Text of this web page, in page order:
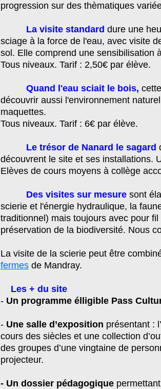
progression sur des thèmatiques
La visite standard dure une
sciage à la force de l'eau, avec visite
sol. Elle comprend une sensibilisation
Tous niveaux. Tarif : 2,50€ par élève.
Quand l'eau sciait le bois,
découvrir aussi l'environnement
maquettes.
Tous niveaux. Tarif : 6€ par élève.
Le trésor de Nanard le sagard
découvrent le site et ses installations.
Elèves de cours moyens à collège
Des visites sur mesure sont
scierie et l'énergie hydraulique, la
traditionnel) mais toujours avec pour
préservation de la biodiversité. Nous
La visite de la scierie peut être
fermes de Mandray.
Les + du site
- Un programme élligible Pass
- Une salle d’exposition présentant :
cours des siècles et une collection
des groupes d’une vingtaine de
projecteur.
- Un dossier pédagogique